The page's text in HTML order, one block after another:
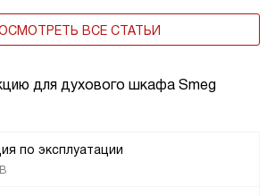
для духового шкафа Smeg
по эксплуатации
ВСЕ СТАТЬИ